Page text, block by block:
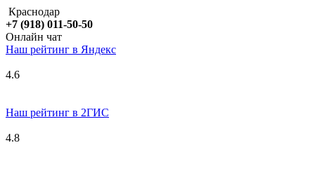
Краснодар
+7 (918) 011-50-50
Онлайн чат
Наш рейтинг в Яндекс
4.6
Наш рейтинг в 2ГИС
4.8